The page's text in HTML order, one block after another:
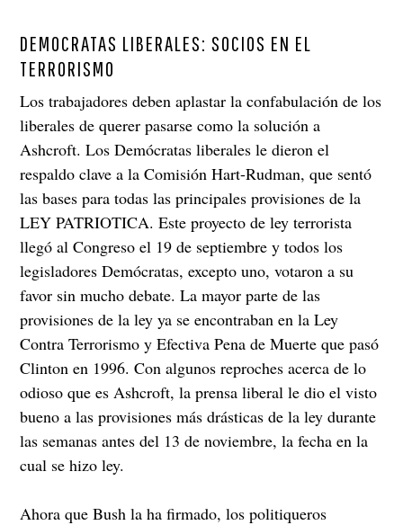
DEMOCRATAS LIBERALES: SOCIOS EN EL
TERRORISMO
Los trabajadores deben aplastar la confabulación de los
liberales de querer pasarse como la solución a
Ashcroft. Los Demócratas liberales le dieron el
respaldo clave a la Comisión Hart-Rudman, que sentó
las bases para todas las principales provisiones de la
LEY PATRIOTICA. Este proyecto de ley terrorista
llegó al Congreso el 19 de septiembre y todos los
legisladores Demócratas, excepto uno, votaron a su
favor sin mucho debate. La mayor parte de las
provisiones de la ley ya se encontraban en la Ley
Contra Terrorismo y Efectiva Pena de Muerte que pasó
Clinton en 1996. Con algunos reproches acerca de lo
odioso que es Ashcroft, la prensa liberal le dio el visto
bueno a las provisiones más drásticas de la ley durante
las semanas antes del 13 de noviembre, la fecha en la
cual se hizo ley.
Ahora que Bush la ha firmado, los politiqueros